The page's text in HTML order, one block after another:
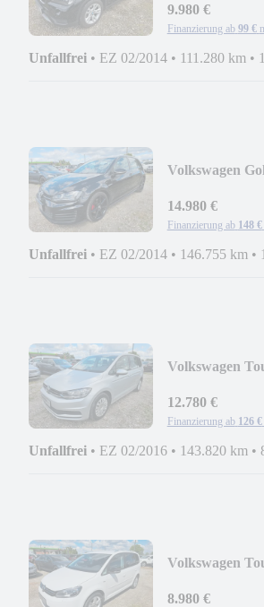
9.980 €
Finanzierung ab 99 €
Unfallfrei • EZ 02/2014 • 111.280 km •
Volkswagen
14.980 €
Finanzierung ab 148 €
Unfallfrei • EZ 02/2014 • 146.755 km •
Volkswagen
12.780 €
Finanzierung ab 126 €
Unfallfrei • EZ 02/2016 • 143.820 km •
Volkswagen
8.980 €